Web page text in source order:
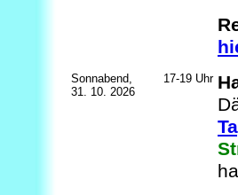
Sonnabend,
31. 10. 2026
17-19 Uhr